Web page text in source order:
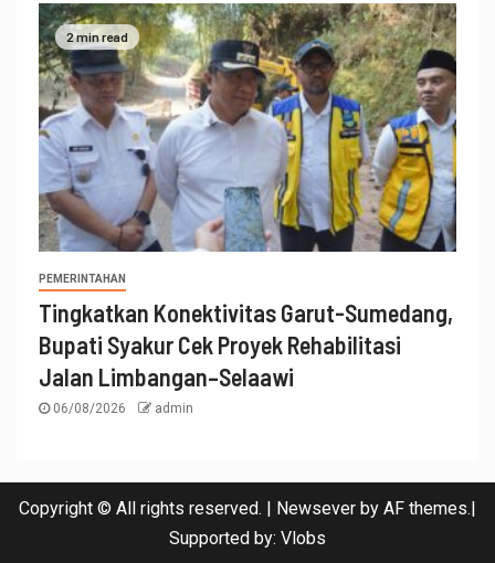
2 min read
PEMERINTAHAN
Tingkatkan Konektivitas Garut-Sumedang,
Bupati Syakur Cek Proyek Rehabilitasi
Jalan Limbangan–Selaawi
06/08/2026 admin
Copyright © All rights reserved. | Newsever by AF themes.|
Supported by: Vlobs